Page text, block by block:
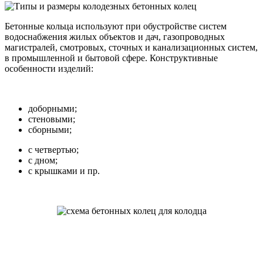
Бетонные кольца используют при обустройстве систем
водоснабжения жилых объектов и дач, газопроводных
магистралей, смотровых, сточных и канализационных систем,
в промышленной и бытовой сфере. Конструктивные
особенности изделий:
доборными;
стеновыми;
сборными;
с четвертью;
с дном;
с крышками и пр.